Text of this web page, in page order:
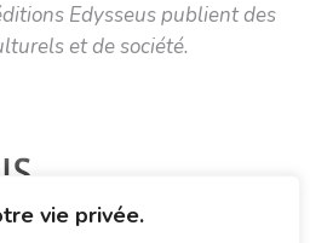
vie privée.
Edysseus publient des
et de société.